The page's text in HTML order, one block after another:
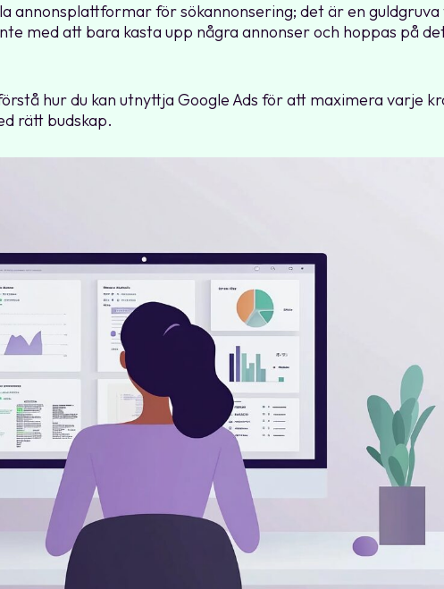
annonsplattformar för sökannonsering; det är en
med att bara kasta upp några annonser och hoppas på
hur du kan utnyttja Google Ads för att maximera varje
rätt budskap.